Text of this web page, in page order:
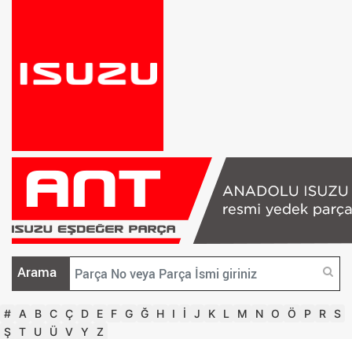
Arama
# A B C Ç D E F G Ğ H I İ J K L M N O Ö P R S
Ş T U Ü V Y Z